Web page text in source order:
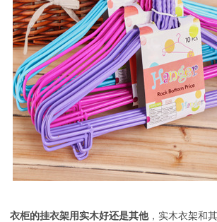
衣柜的挂衣架用实木好还是其他，实木衣架和